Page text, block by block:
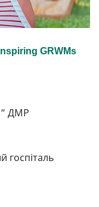
ДМР
госпіталь